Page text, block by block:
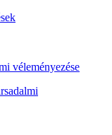
véleményezése